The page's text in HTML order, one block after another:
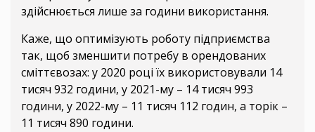
здійснюється лише за години використання.
Каже, що оптимізують роботу підприємства
так, щоб зменшити потребу в орендованих
сміттєвозах: у 2020 році їх використовували 14
тисяч 932 години, у 2021-му – 14 тисяч 993
години, у 2022-му – 11 тисяч 112 годин, а торік –
11 тисяч 890 години.